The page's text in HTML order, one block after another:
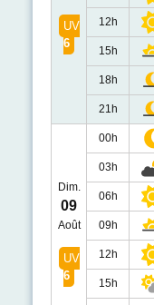
UV
6
12h
15h
18h
21h
Dim.
09
Août
UV
6
00h
03h
06h
09h
12h
15h